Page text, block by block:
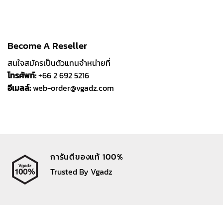
Become A Reseller
สนใจสมัครเป็นตัวแทนจำหน่ายที่
โทรศัพท์:+66 2 692 5216
อีเมลล์:web-order@vgadz.com
การันตีของแท้ 100%
Trusted By Vgadz